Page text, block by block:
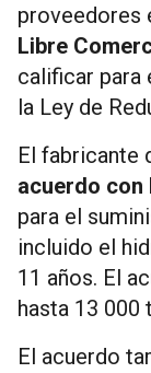
proveedores
Libre
calificar para
la Ley de
El fabricante
acuerdo con
para el
incluido el
11 años. El
hasta 13
El acuerdo